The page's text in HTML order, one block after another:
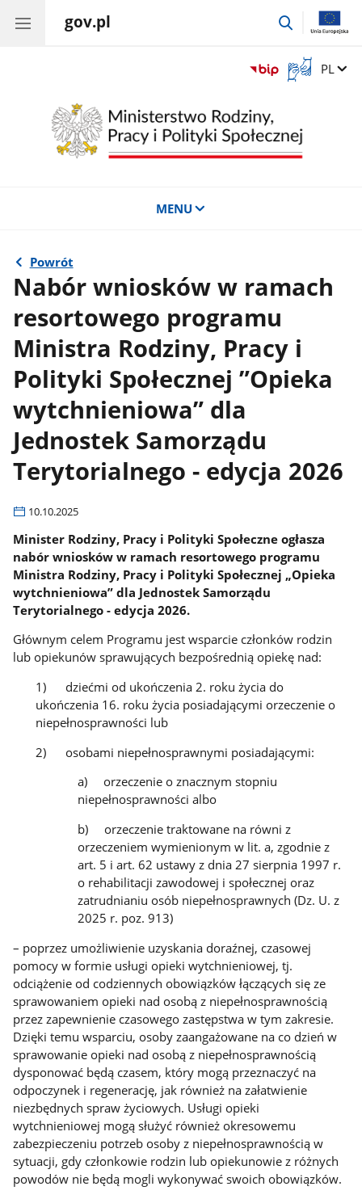
gov.pl
przejdź
Otwórz
okno
języka
migowego
Zmień
PL
MENU
Powrót
Nabór wniosków w ramach
resortowego programu
Ministra Rodziny, Pracy i
Polityki Społecznej ”Opieka
wytchnieniowa” dla
Jednostek Samorządu
Terytorialnego - edycja 2026
10.10.2025
Minister Rodziny, Pracy i Polityki Społeczne ogłasza
nabór wniosków w ramach resortowego programu
Ministra Rodziny, Pracy i Polityki Społecznej „Opieka
wytchnieniowa” dla Jednostek Samorządu
Terytorialnego - edycja 2026.
Głównym celem Programu jest wsparcie członków rodzin
lub opiekunów sprawujących bezpośrednią opiekę nad:
1) dziećmi od ukończenia 2. roku życia do
ukończenia 16. roku życia posiadającymi orzeczenie o
niepełnosprawności lub
2) osobami niepełnosprawnymi posiadającymi:
a) orzeczenie o znacznym stopniu
niepełnosprawności albo
b) orzeczenie traktowane na równi z
orzeczeniem wymienionym w lit. a, zgodnie z
art. 5 i art. 62 ustawy z dnia 27 sierpnia 1997 r.
o rehabilitacji zawodowej i społecznej oraz
zatrudnianiu osób niepełnosprawnych (Dz. U. z
2025 r. poz. 913)
– poprzez umożliwienie uzyskania doraźnej, czasowej
pomocy w formie usługi opieki wytchnieniowej, tj.
odciążenie od codziennych obowiązków łączących się ze
sprawowaniem opieki nad osobą z niepełnosprawnością
przez zapewnienie czasowego zastępstwa w tym zakresie.
Dzięki temu wsparciu, osoby zaangażowane na co dzień w
sprawowanie opieki nad osobą z niepełnosprawnością
dysponować będą czasem, który mogą przeznaczyć na
odpoczynek i regenerację, jak również na załatwienie
niezbędnych spraw życiowych. Usługi opieki
wytchnieniowej mogą służyć również okresowemu
zabezpieczeniu potrzeb osoby z niepełnosprawnością w
sytuacji, gdy członkowie rodzin lub opiekunowie z różnych
powodów nie będą mogli wykonywać swoich obowiązków.